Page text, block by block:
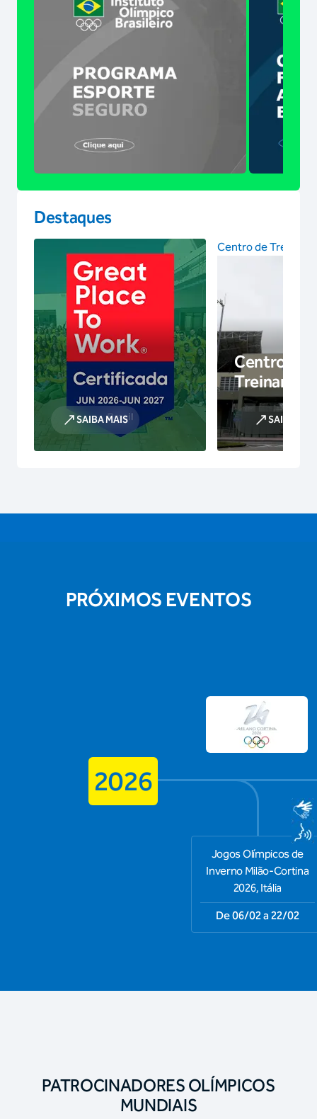
Destaques
SAIBA MAIS
Centro de
Centro de
SAIBA
PRÓXIMOS EVENTOS
2026
Jogos Olímpicos de
Inverno Milão-Cortina
2026, Itália
De 06/02 a 22/02
PATROCINADORES OLÍMPICOS
MUNDIAIS